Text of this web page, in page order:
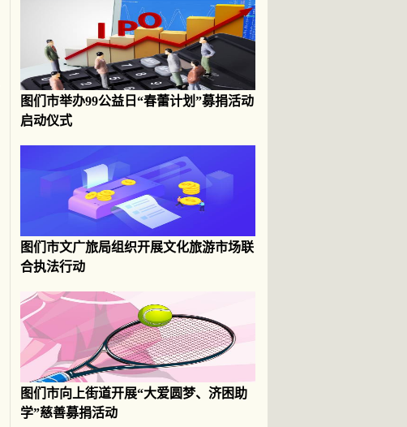
图们市举办99公益日“春蕾计划”募捐活动
启动仪式
图们市文广旅局组织开展文化旅游市场联
合执法行动
图们市向上街道开展“大爱圆梦、济困助
学”慈善募捐活动